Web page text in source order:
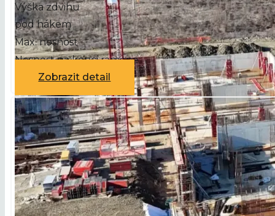
Výška zdvihu
pod hákem
Max. nosnost
Nosnost na konci ramene
Zobrazit detail